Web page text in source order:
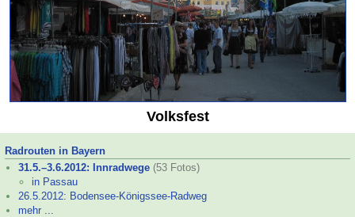
Volksfest
Radrouten in Bayern
31.5.–3.6.2012: Innradwege (53 Fotos)
in Passau
26.5.2012: Bodensee-Königssee-Radweg
mehr ...